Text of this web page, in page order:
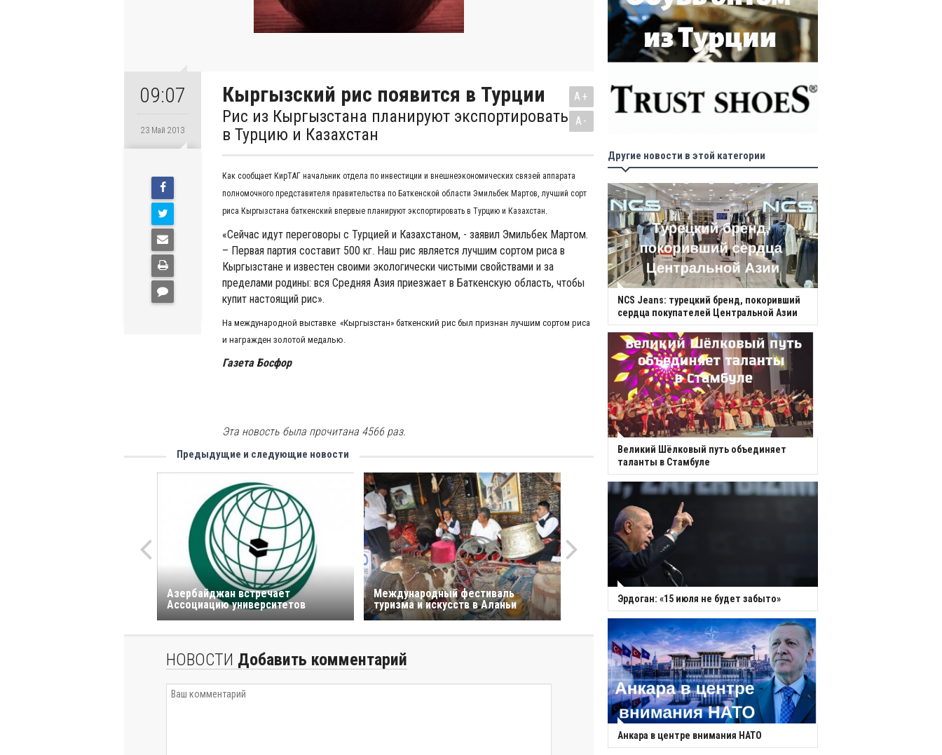
09:07
23 Май 2013
Кыргызский рис появится в Турции
Рис из Кыргызстана планируют экспортировать
в Турцию и Казахстан
A+
A-
Как сообщает КирТАГ начальник отдела по инвестиции и внешнеэкономических связей аппарата
полномочного представителя правительства по Баткенской области Эмильбек Мартов, лучший сорт
риса Кыргызстана баткенский впервые планируют экспортировать в Турцию и Казахстан
«Сейчас идут переговоры с Турцией и Казахстаном, - заявил Эмильбек Мартом.
– Первая партия составит 500 кг. Наш рис является лучшим сортом риса в
Кыргызстане и известен своими экологически чистыми свойствами и за
пределами родины: вся Средняя Азия приезжает в Баткенскую область, чтобы
купит настоящий рис».
На международной выставке «Кыргызстан» баткенский рис был признан лучшим сортом риса
и награжден золотой медалью.
Газета Босфор
Эта новость была прочитана 4566 раз.
Предыдущие и следующие новости
Азербайджан встречает
Ассоциацию университетов
Международный фестиваль
туризма и искусств в Аланьи
НОВОСТИ Добавить комментарий
Другие новости в этой категории
NCS Jeans: турецкий бренд, покоривший
сердца покупателей Центральной Азии
Великий Шёлковый путь объединяет
таланты в Стамбуле
Эрдоган: «15 июля не будет забыто»
Анкара в центре внимания НАТО